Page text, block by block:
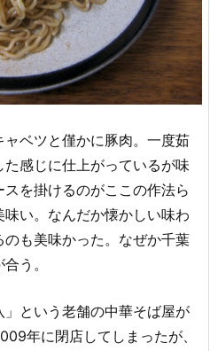
ベツと僅かに豚肉。一度茹
感じに仕上がっているが味
を掛けるのがここの作法ら
い。なんだか懐かしい味わ
も美味かった。なぜか千葉
う。
という老舗の中華そば屋が
年に閉店してしまったが、